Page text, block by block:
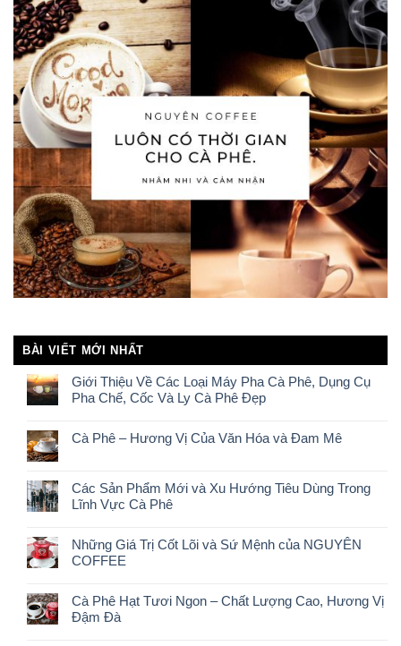
BÀI VIẾT MỚI NHẤT
Giới Thiệu Về Các Loại Máy Pha Cà Phê, Dụng Cụ
Pha Chế, Cốc Và Ly Cà Phê Đẹp
Cà Phê – Hương Vị Của Văn Hóa và Đam Mê
Các Sản Phẩm Mới và Xu Hướng Tiêu Dùng Trong
Lĩnh Vực Cà Phê
Những Giá Trị Cốt Lõi và Sứ Mệnh của NGUYÊN
COFFEE
Cà Phê Hạt Tươi Ngon – Chất Lượng Cao, Hương Vị
Đậm Đà